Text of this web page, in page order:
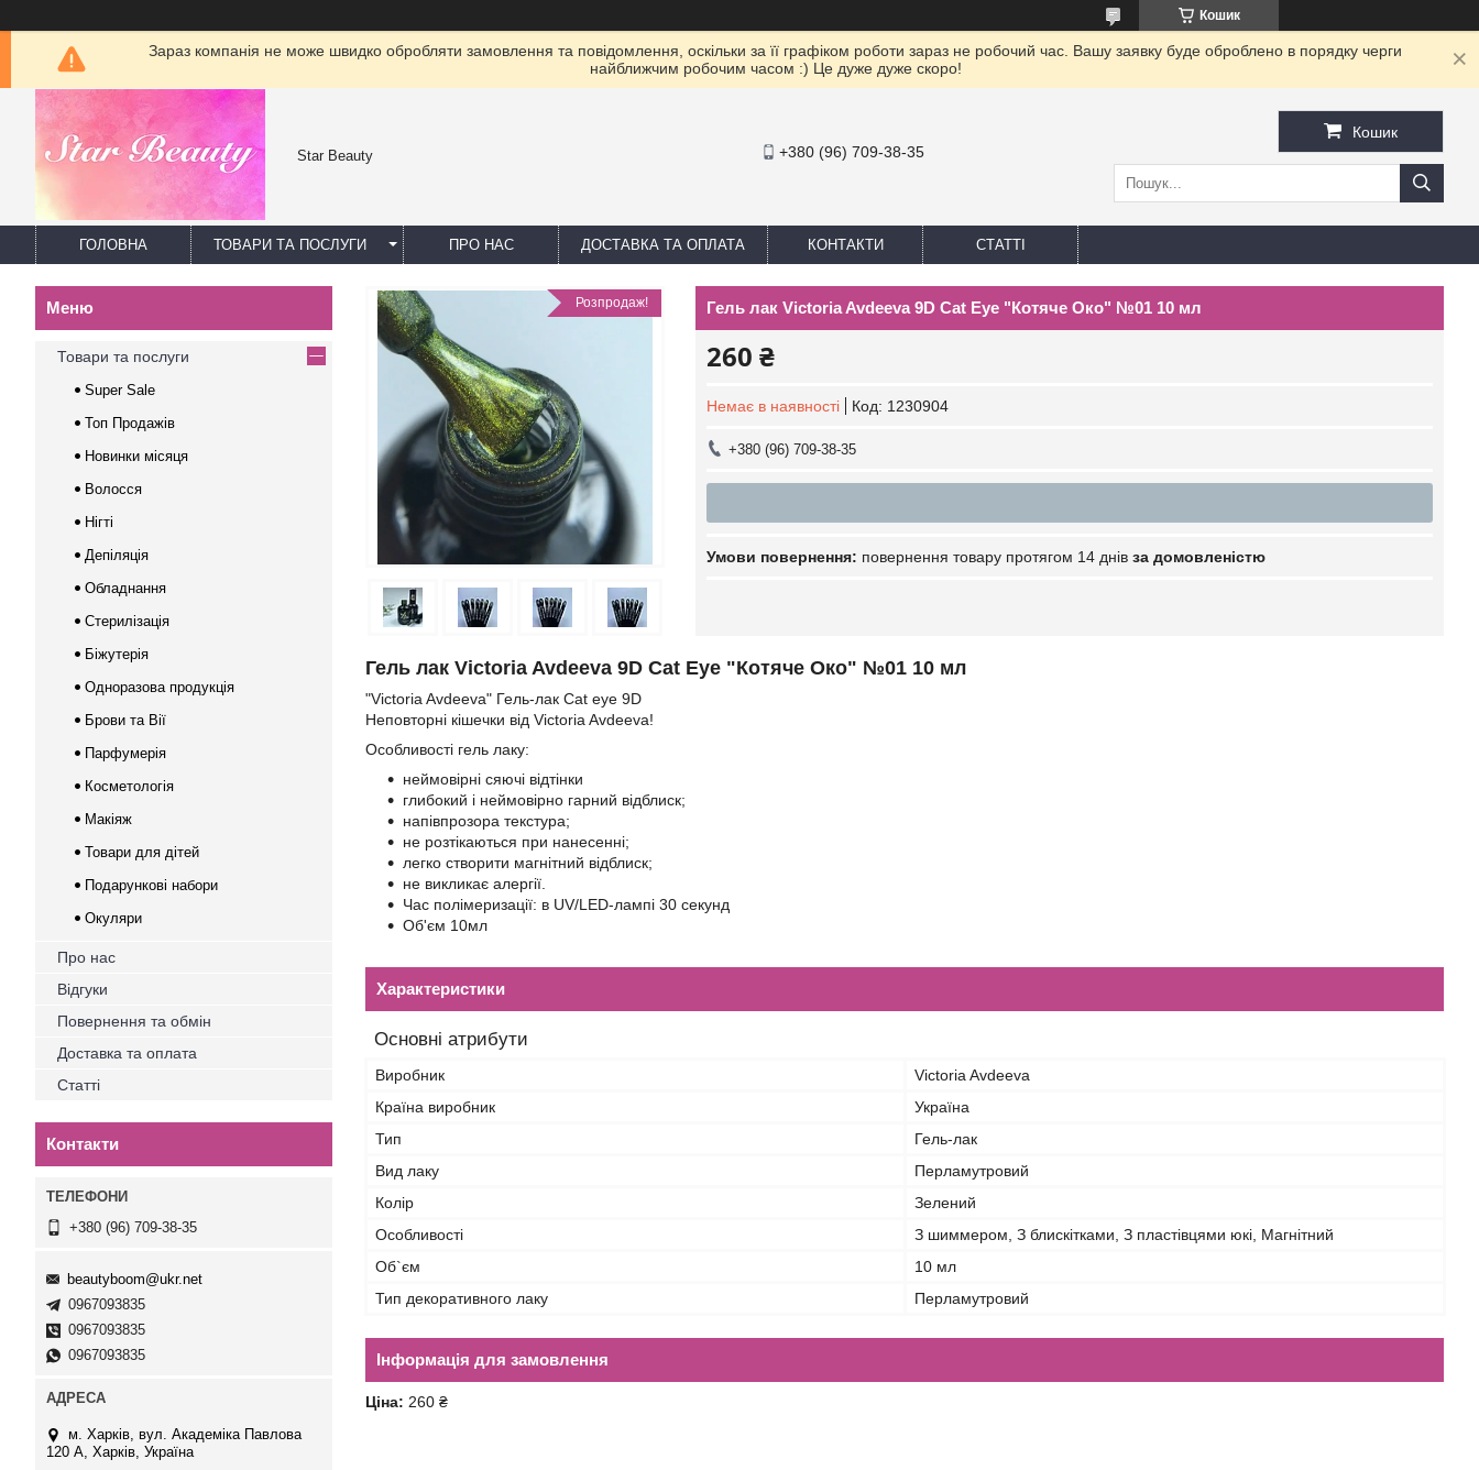
Кошик
Зараз компанія не може швидко обробляти замовлення та повідомлення, оскільки за її графіком роботи зараз не робочий час. Вашу заявку буде оброблено в порядку черги
найближчим робочим часом :) Це дуже дуже скоро!
Star Beauty +380 (96) 709-38-35
Кошик
ГОЛОВНА ТОВАРИ ТА ПОСЛУГИ ПРО НАС ДОСТАВКА ТА ОПЛАТА КОНТАКТИ СТАТТІ
Розпродаж! Гель лак Victoria Avdeeva 9D Cat Eye "Котяче Око" №01 10 мл
260 ₴
Немає в наявності Код: 1230904
+380 (96) 709-38-35
повернення товару протягом 14 днів за домовленістю
Гель лак Victoria Avdeeva 9D Cat Eye "Котяче Око" №01 10 мл
"Victoria Avdeeva" Гель-лак Cat eye 9D
Неповторні кішечки від Victoria Avdeeva!
Особливості гель лаку:
неймовірні сяючі відтінки
глибокий і неймовірно гарний відблиск;
напівпрозора текстура;
не розтікаються при нанесенні;
легко створити магнітний відблиск;
не викликає алергії.
Час полімеризації: в UV/LED-лампі 30 секунд
Об'єм 10мл
Характеристики
Основні атрибути
Виробник
Victoria Avdeeva
Країна виробник
Україна
Тип
Гель-лак
Вид лаку
Перламутровий
Колір
Зелений
Особливості
З шиммером, З блискітками, З пластівцями юкі, Магнітний
Об`єм
10 мл
Тип декоративного лаку
Перламутровий
Інформація для замовлення
Ціна: 260 ₴
Товари та послуги
Super Sale
Топ Продажів
Новинки місяця
Волосся
Нігті
Депіляція
Обладнання
Стерилізація
Біжутерія
Одноразова продукція
Брови та Вії
Парфумерія
Косметологія
Макіяж
Товари для дітей
Подарункові набори
Окуляри
Про нас
Відгуки
Повернення та обмін
Доставка та оплата
Статті
Контакти
+380 (96) 709-38-35
beautyboom@ukr.net
0967093835
0967093835
0967093835
м. Харків, вул. Академіка Павлова
120 А, Харків, Україна